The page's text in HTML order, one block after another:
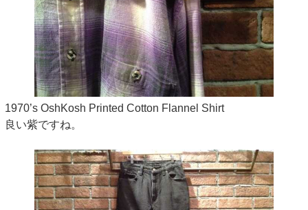
1970’s OshKosh Printed Cotton Flannel Shirt
良い紫ですね。